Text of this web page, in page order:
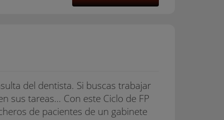
del dentista. Si buscas trabajar
sus tareas… Con este Ciclo de FP
de pacientes de un gabinete